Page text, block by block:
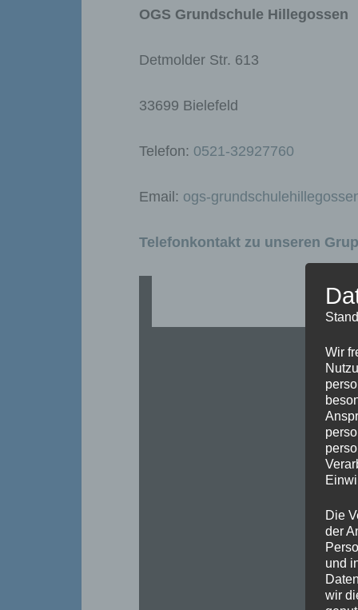
OGS Grundschule Hillegossen
Detmolder Str. 613
33699 Bielefeld
Telefon: 0521-32927760
Email: ogs-
Telefonkontakt zu unseren
Wir
Die
der
und
wir